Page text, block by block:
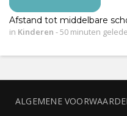
Afstand tot middelbare
in Kinderen -50 minuten
ALGEMENE